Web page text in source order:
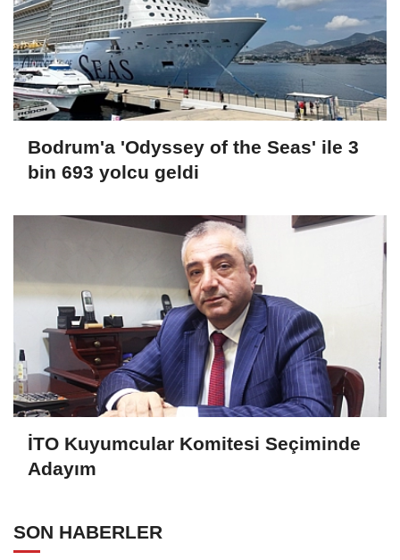
Bodrum'a 'Odyssey of the Seas' ile 3
bin 693 yolcu geldi
İTO Kuyumcular Komitesi Seçiminde
Adayım
SON HABERLER